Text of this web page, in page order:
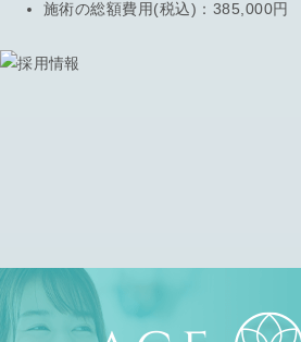
施術の総額費用(税込)： 385,000円